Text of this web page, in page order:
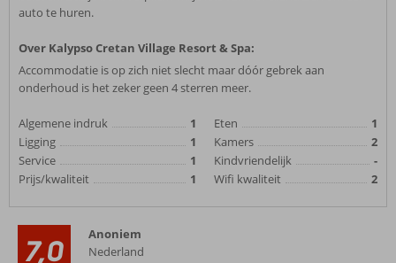
auto te huren.
Over Kalypso Cretan Village Resort & Spa:
Accommodatie is op zich niet slecht maar dóór gebrek aan
onderhoud is het zeker geen 4 sterren meer.
Algemene indruk
1
Ligging
1
Service
1
Prijs/kwaliteit
1
Eten
1
Kamers
2
Kindvriendelijk
-
Wifi kwaliteit
2
7,0
Anoniem
Nederland